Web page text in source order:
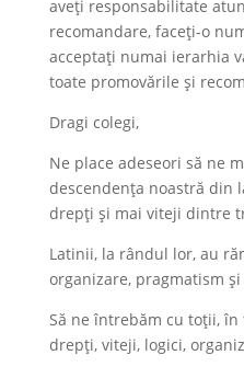
aveți responsabilitate
recomandare, faceți-o
acceptați numai ierarhia
toate promovările și
Dragi colegi,
Ne place adeseori să ne
descendența noastră din
drepți și mai viteji dintre
Latinii, la rândul lor, au
organizare, pragmatism
Să ne întrebăm cu toții, în
drepți, viteji, logici,